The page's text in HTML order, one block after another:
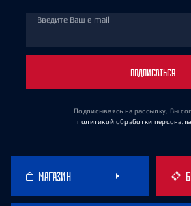
Введите Ваш e-mail
ПОДПИСАТЬСЯ
Подписываясь на рассылку, Вы
политикой обработки
МАГАЗИН